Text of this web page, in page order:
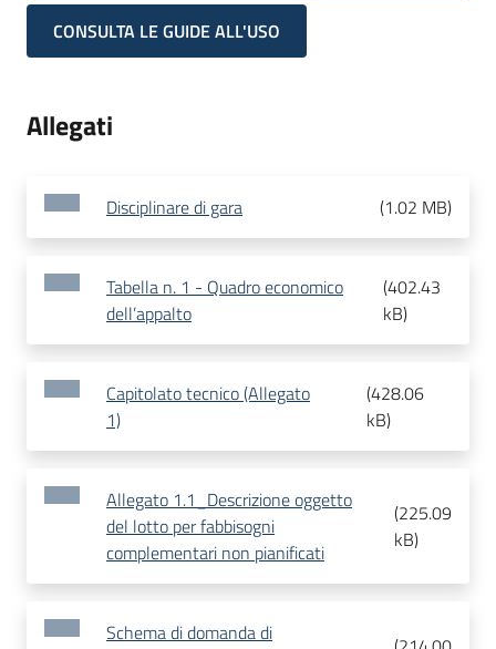
CONSULTA LE GUIDE ALL'USO
Allegati
Disciplinare di gara (1.02 MB)
Tabella n. 1 - Quadro economico
dell’appalto
(402.43
kB)
Capitolato tecnico (Allegato
1)
(428.06
kB)
Allegato 1.1_Descrizione oggetto
del lotto per fabbisogni
complementari non pianificati
(225.09
kB)
Schema di domanda di